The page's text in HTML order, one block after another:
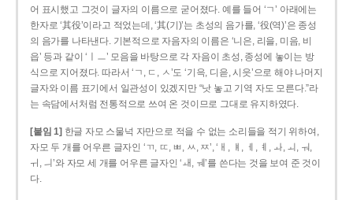
어 표시했고 그것이 글자의 이름으로 굳어졌다. 예를 들어 ‘ㄱ’ 아래에는
한자로 ‘其役’이라고 적었는데, ‘其(기)’는 초성의 음가를, ‘役(역)’은 종성
의 음가를 나타낸다. 기본적으로 자음자의 이름은 ‘니은, 리을, 미음, 비
읍’ 등과 같이 ‘ㅣㅡ’ 모음을 바탕으로 각 자음이 초성, 종성에 놓이는 방
식으로 지어졌다. 따라서 ‘ㄱ, ㄷ, ㅅ’도 ‘기윽, 디읃, 시읏’으로 해야 나머지
글자와 이름 표기에서 일관성이 있겠지만 “낫 놓고 기역 자도 모른다.”라
는 속담에서처럼 전통적으로 쓰여 온 것이므로 그대로 유지하였다.
[붙임 1] 한글 자모 스물넉 자만으로 적을 수 없는 소리들을 적기 위하여,
자모 두 개를 어우른 글자인 ‘ㄲ, ㄸ, ㅃ, ㅆ, ㅉ’, ‘ㅐ, ㅒ, ㅔ, ㅖ, ㅘ, ㅚ, ㅝ,
ㅟ, ㅢ’와 자모 세 개를 어우른 글자인 ‘ㅙ, ㅞ’를 쓴다는 것을 보여 준 것이
다.